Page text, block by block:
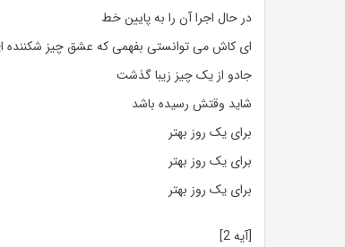
در حال اجرا آن را به پایین خط
ای کاش می توانستی بفهمی که عشق چیز
جادو از یک چیز زیبا گذشت
شاید وقتش رسیده باشد
برای یک روز بهتر
برای یک روز بهتر
برای یک روز بهتر
[آیه 2]